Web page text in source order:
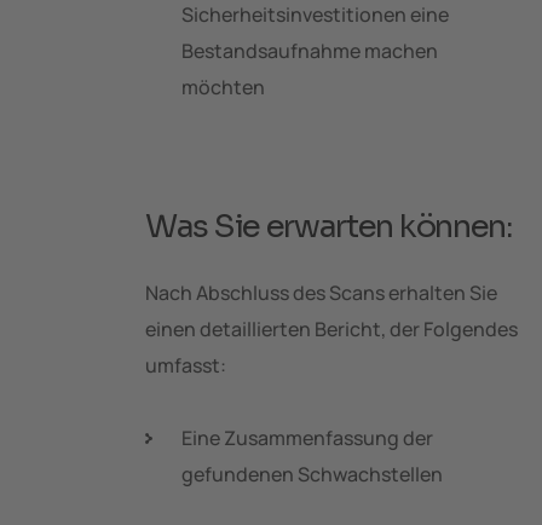
Sicherheitsinvestitionen eine
Bestandsaufnahme machen
möchten
Was Sie erwarten können:
Nach Abschluss des Scans erhalten Sie
einen detaillierten Bericht, der Folgendes
umfasst:
Eine Zusammenfassung der
gefundenen Schwachstellen